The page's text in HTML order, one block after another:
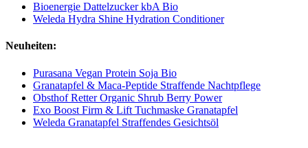
Bioenergie Dattelzucker kbA Bio
Weleda Hydra Shine Hydration Conditioner
Neuheiten:
Purasana Vegan Protein Soja Bio
Granatapfel & Maca-Peptide Straffende Nachtpflege
Obsthof Retter Organic Shrub Berry Power
Exo Boost Firm & Lift Tuchmaske Granatapfel
Weleda Granatapfel Straffendes Gesichtsöl